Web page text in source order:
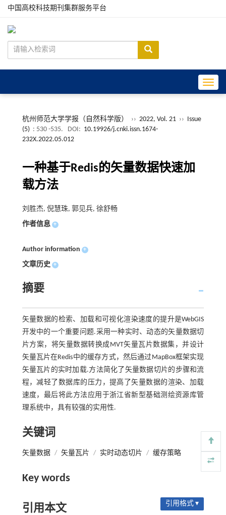
中国高校科技期刊集群服务平台
杭州师范大学学报（自然科学版） ›› 2022, Vol. 21 ›› Issue
(5) : 530 -535. DOI: 10.19926/j.cnki.issn.1674-
232X.2022.05.012
一种基于Redis的矢量数据快速加
载方法
刘胜杰, 倪慧珠, 郭见兵, 徐舒畅
作者信息 +
Author information +
文章历史 +
摘要
矢量数据的检索、加载和可视化渲染速度的提升是WebGIS
开发中的一个重要问题.采用一种实时、动态的矢量数据切
片方案，将矢量数据转换成MVT矢量瓦片数据集，并设计
矢量瓦片在Redis中的缓存方式，然后通过MapBox框架实现
矢量瓦片的实时加载.方法简化了矢量数据切片的步骤和流
程，减轻了数据库的压力，提高了矢量数据的渲染、加载
速度，最后将此方法应用于浙江省新型基础测绘资源库管
理系统中，具有较强的实用性.
关键词
矢量数据 / 矢量瓦片 / 实时动态切片 / 缓存策略
Key words
引用本文 引用格式 ▾